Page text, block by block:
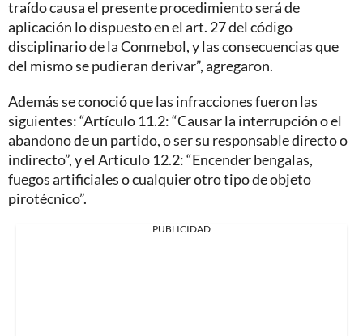
traído causa el presente procedimiento será de
aplicación lo dispuesto en el art. 27 del código
disciplinario de la Conmebol, y las consecuencias que
del mismo se pudieran derivar”, agregaron.
Además se conoció que las infracciones fueron las
siguientes: “Artículo 11.2: “Causar la interrupción o el
abandono de un partido, o ser su responsable directo o
indirecto”, y el Artículo 12.2: “Encender bengalas,
fuegos artificiales o cualquier otro tipo de objeto
pirotécnico”.
PUBLICIDAD